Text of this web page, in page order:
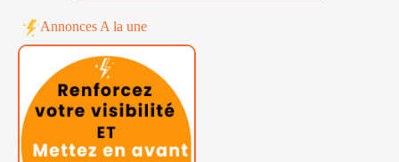
Annonces A la une